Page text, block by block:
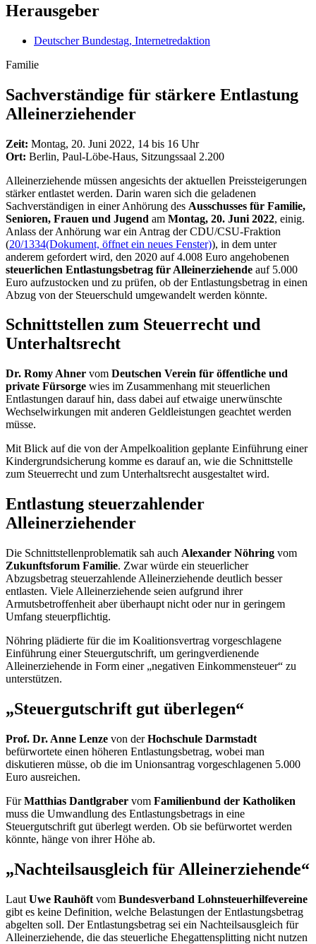
Herausgeber
Deutscher Bundestag, Internetredaktion
Familie
Sachverstän­dige für stär­kere Ent­lastung
Allein­er­ziehender
Zeit: Montag, 20. Juni 2022, 14 bis 16 Uhr
Ort: Berlin, Paul-Löbe-Haus, Sitzungssaal 2.200
Alleinerziehende müssen angesichts der aktuellen Preissteigerungen
stärker entlastet werden. Darin waren sich die geladenen
Sachverständigen in einer Anhörung des Ausschusses für Familie,
Senioren, Frauen und Jugend am Montag, 20. Juni 2022, einig.
Anlass der Anhörung war ein Antrag der CDU/CSU-Fraktion
(20/1334(Dokument, öffnet ein neues Fenster)), in dem unter
anderem gefordert wird, den 2020 auf 4.008 Euro angehobenen
steuerlichen Entlastungsbetrag für Alleinerziehende auf 5.000
Euro aufzustocken und zu prüfen, ob der Entlastungsbetrag in einen
Abzug von der Steuerschuld umgewandelt werden könnte.
Schnittstellen zum Steuerrecht und
Unterhaltsrecht
Dr. Romy Ahner vom Deutschen Verein für öffentliche und
private Fürsorge wies im Zusammenhang mit steuerlichen
Entlastungen darauf hin, dass dabei auf etwaige unerwünschte
Wechselwirkungen mit anderen Geldleistungen geachtet werden
müsse.
Mit Blick auf die von der Ampelkoalition geplante Einführung einer
Kindergrundsicherung komme es darauf an, wie die Schnittstelle
zum Steuerrecht und zum Unterhaltsrecht ausgestaltet wird.
Entlastung steuerzahlender
Alleinerziehender
Die Schnittstellenproblematik sah auch Alexander Nöhring vom
Zukunftsforum Familie. Zwar würde ein steuerlicher
Abzugsbetrag steuerzahlende Alleinerziehende deutlich besser
entlasten. Viele Alleinerziehende seien aufgrund ihrer
Armutsbetroffenheit aber überhaupt nicht oder nur in geringem
Umfang steuerpflichtig.
Nöhring plädierte für die im Koalitionsvertrag vorgeschlagene
Einführung einer Steuergutschrift, um geringverdienende
Alleinerziehende in Form einer „negativen Einkommensteuer“ zu
unterstützen.
„Steuergutschrift gut überlegen“
Prof. Dr. Anne Lenze von derHochschule Darmstadt
befürwortete einen höheren Entlastungsbetrag, wobei man
diskutieren müsse, ob die im Unionsantrag vorgeschlagenen 5.000
Euro ausreichen.
FürMatthias Dantlgraber vom Familienbund der Katholiken
muss die Umwandlung des Entlastungsbetrags in eine
Steuergutschrift gut überlegt werden. Ob sie befürwortet werden
könnte, hänge von ihrer Höhe ab.
„Nachteilsausgleich für Alleinerziehende“
Laut Uwe Rauhöft vom Bundesverband Lohnsteuerhilfevereine
gibt es keine Definition, welche Belastungen der Entlastungsbetrag
abgelten soll. Der Entlastungsbetrag sei ein Nachteilsausgleich für
Alleinerziehende, die das steuerliche Ehegattensplitting nicht nutzen